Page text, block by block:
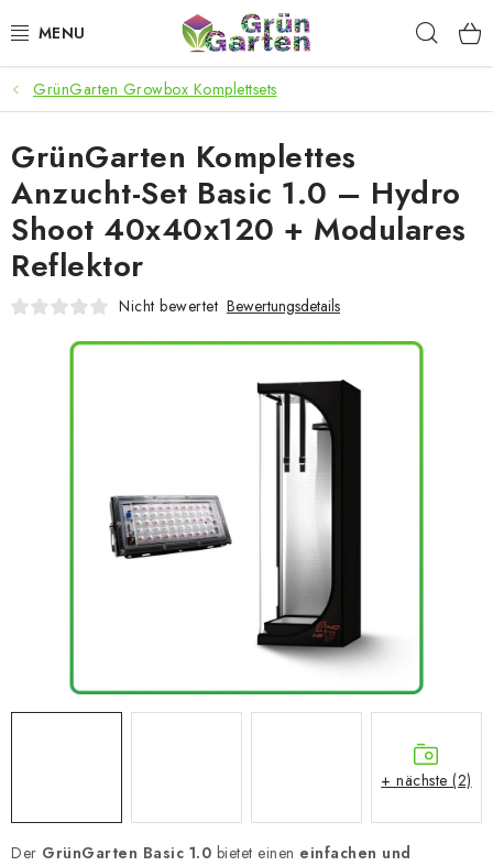
Inhalt
ANGEBOTE
LED PFLANZENLAMPEN
ANBAUBEDARF FÜR DEN HEIMANBAU
AQUARISTIK
Impressum
GrünGarten Growbox Komplettsets
Der GrünGarten Basic 1.0 bietet einen einfachen und
GrünGarten Komplettes
Anzucht-Set Basic 1.0 – Hydro
Shoot 40x40x120 + Modulares
Reflektor
Nicht bewertet Bewertungsdetails
+ nächste (2)